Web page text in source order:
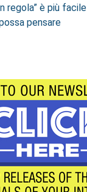
regola” è più facile
pensare